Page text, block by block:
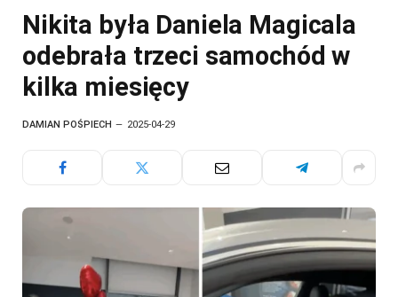
Nikita była Daniela Magicala
odebrała trzeci samochód w
kilka miesięcy
DAMIAN POŚPIECH 2025-04-29